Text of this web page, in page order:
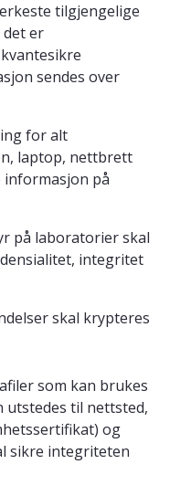
tilgjengelige
er
sendes over
for alt
laptop, nettbrett
på
på laboratorier skal
integritet
skal krypteres
som kan brukes
utstedes til nettsted,
og
sikre integriteten